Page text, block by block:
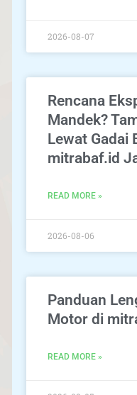
2026-08-07
Rencana
Mandek?
Lewat Gadai
mitrabaf.id
READ MORE »
2026-08-06
Panduan
Motor di
READ MORE »